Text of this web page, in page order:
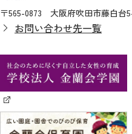
〒565-0873 大阪府吹田市藤白台
お問い合わせ先一覧